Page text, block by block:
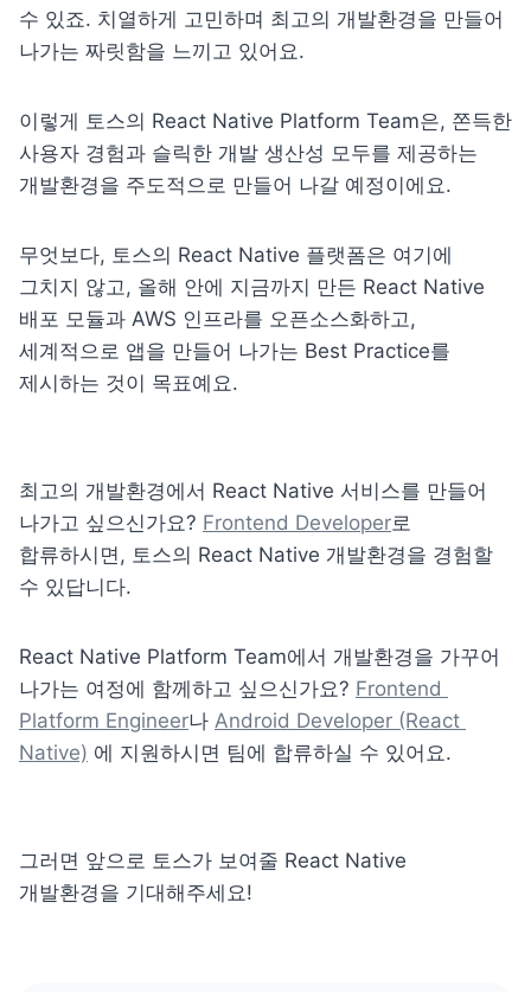
수 있죠. 치열하게 고민하며 최고의 개발환경을 만들어
나가는 짜릿함을 느끼고 있어요.
이렇게 토스의 React Native Platform Team은, 쫀득한
사용자 경험과 슬릭한 개발 생산성 모두를 제공하는
개발환경을 주도적으로 만들어 나갈 예정이에요.
무엇보다, 토스의 React Native 플랫폼은 여기에
그치지 않고, 올해 안에 지금까지 만든 React Native
배포 모듈과 AWS 인프라를 오픈소스화하고,
세계적으로 앱을 만들어 나가는 Best Practice를
제시하는 것이 목표예요.
최고의 개발환경에서 React Native 서비스를 만들어
나가고 싶으신가요? Frontend Developer로
합류하시면, 토스의 React Native 개발환경을 경험할
수 있답니다.
React Native Platform Team에서 개발환경을 가꾸어
나가는 여정에 함께하고 싶으신가요? Frontend
Platform Engineer나 Android Developer (React
Native) 에 지원하시면 팀에 합류하실 수 있어요.
그러면 앞으로 토스가 보여줄 React Native
개발환경을 기대해주세요!